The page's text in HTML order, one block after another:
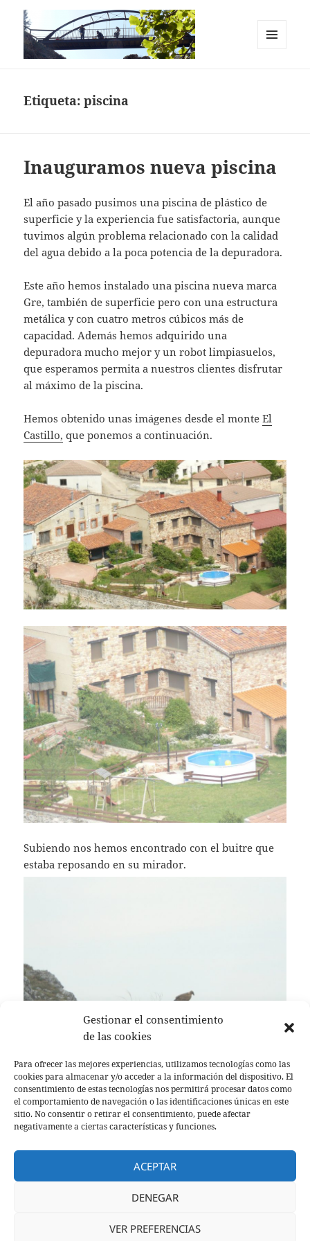
Gestionar el consentimiento
de las cookies
Para ofrecer las mejores experiencias, utilizamos tecnologías como las
cookies para almacenar y/o acceder a la información del dispositivo. El
consentimiento de estas tecnologías nos permitirá procesar datos como
el comportamiento de navegación o las identificaciones únicas en este
sitio. No consentir o retirar el consentimiento, puede afectar
negativamente a ciertas características y funciones.
ACEPTAR
DENEGAR
VER PREFERENCIAS
Lobos. La Chimenea de Soria I y II
Etiqueta:piscina
Inauguramos nueva piscina
El año pasado pusimos una piscina de plástico de
superficie y la experiencia fue satisfactoria, aunque
tuvimos algún problema relacionado con la calidad
del agua debido a la poca potencia de la depuradora.
Este año hemos instalado una piscina nueva marca
Gre, también de superficie pero con una estructura
metálica y con cuatro metros cúbicos más de
capacidad. Además hemos adquirido una
depuradora mucho mejor y un robot limpiasuelos,
que esperamos permita a nuestros clientes disfrutar
al máximo de la piscina.
Hemos obtenido unas imágenes desde el monteEl
Castillo, que ponemos a continuación.
Subiendo nos hemos encontrado con el buitre que
estaba reposando en su mirador.
Publicado
8 junio, 2017 Autor
jabinos Categorías
actualidad,finca
Tlf. +34 680 86 23 69 / + 34 676 20 98 86 E-mail:
lachimeneadesoria@gmail.com